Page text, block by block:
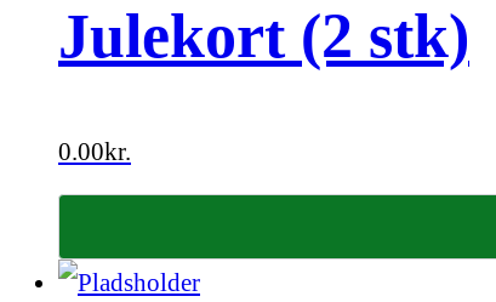
Julekort (2 stk)
0.00kr.